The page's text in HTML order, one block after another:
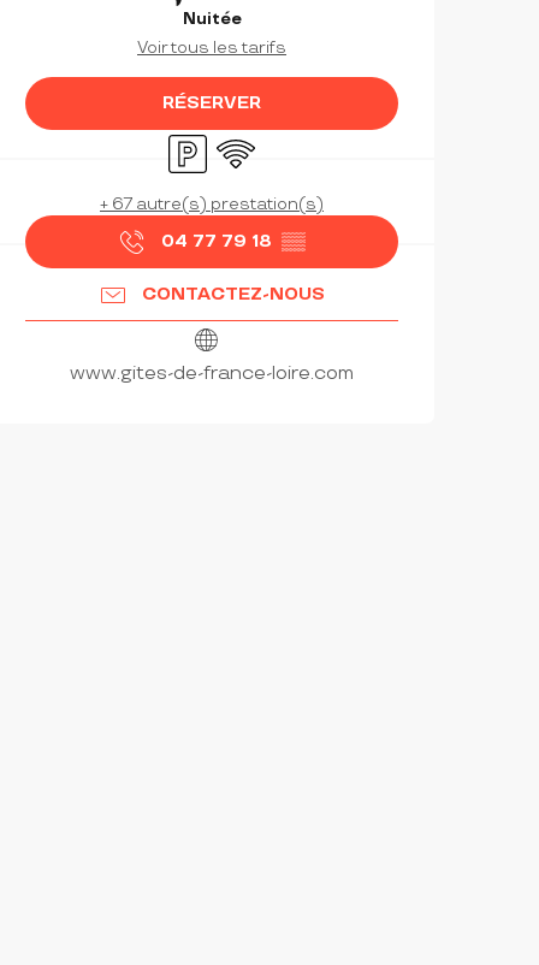
Nuitée
Voir tous les tarifs
RÉSERVER
ParkingWiFi
+ 67 autre(s) prestation(s)
04 77 79 18 ▒▒
CONTACTEZ-NOUS
www.gites-de-france-loire.com